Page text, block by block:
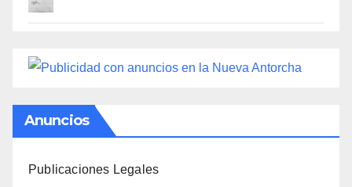
Anuncios
Publicaciones Legales